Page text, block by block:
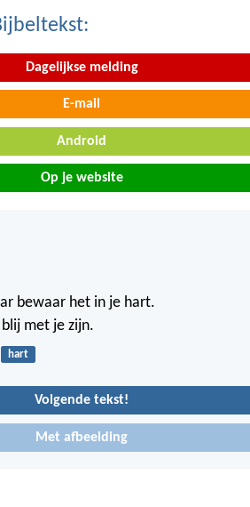
Dagelijkse melding
E-mail
Android
Op je website
bewaar het in je hart.
met je zijn.
hart
Volgende tekst!
Met afbeelding